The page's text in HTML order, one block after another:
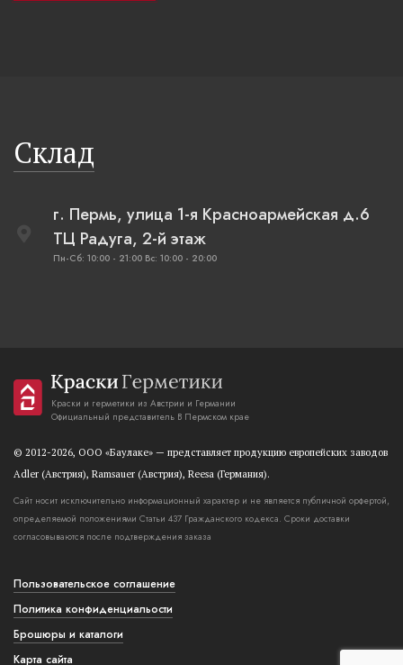
Склад
г. Пермь, улица 1-я Красноармейская д.6
ТЦ Радуга, 2-й этаж
Пн-Сб: 10:00 - 21:00 Вс: 10:00 - 20:00
Краски и герметики из Австрии и Германии
Официальный представитель В Пермском крае
© 2012-2026, OOO «Баулаке» — представляет продукцию европейских заводов
Adler (Австрия), Ramsauer (Австрия), Reesa (Германия).
Сайт носит исключительно информационный характер и не является публичной орфертой,
определяемой положениями Статьи 437 Гражданского кодекса. Сроки доставки
согласовываются после подтверждения заказа
Пользовательское соглашение
Политика конфиденциальости
Брошюры и каталоги
Карта сайта